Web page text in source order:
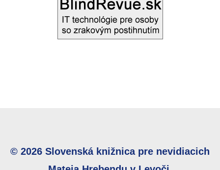
© 2026 Slovenská knižnica pre nevidiacich